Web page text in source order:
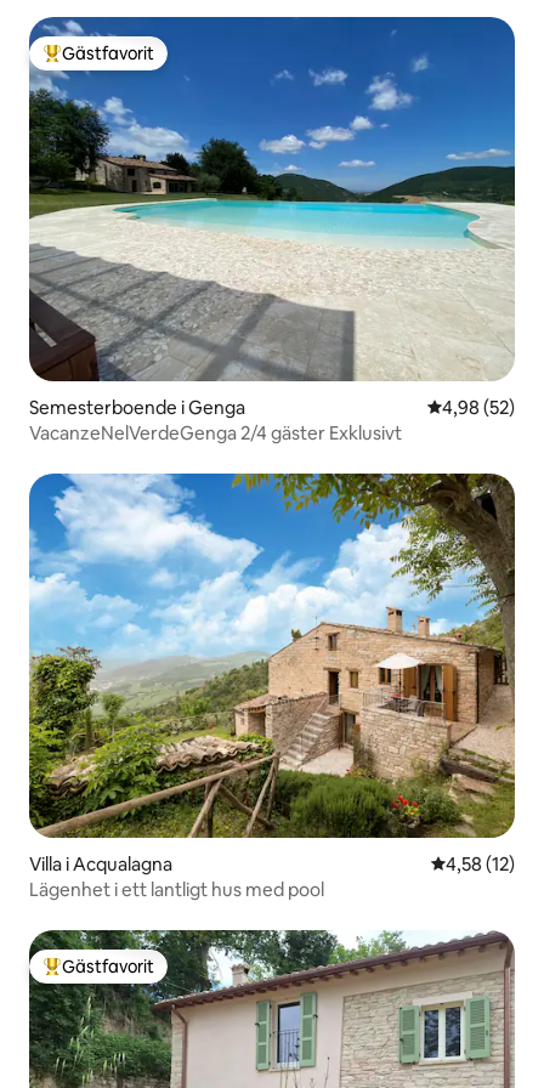
Populär gästfavorit
Gästfavorit
Semesterboende i Genga 4,98 av 5 i
4,98 (52)
VacanzeNelVerdeGenga 2/4 gäster Exklusivt
Villa i Acqualagna 4,58 av 5 i
4,58 (12)
Lägenhet i ett lantligt hus med pool
Populär gästfavorit
Gästfavorit